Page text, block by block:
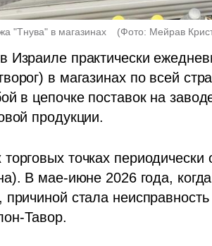
"Тнува" в магазинах (Фото: Мейрав
Израиле практически
в магазинах по всей
в цепочке поставок на
продукции.
точках
В мае-июне 2026 года,
причиной стала
Тавор.